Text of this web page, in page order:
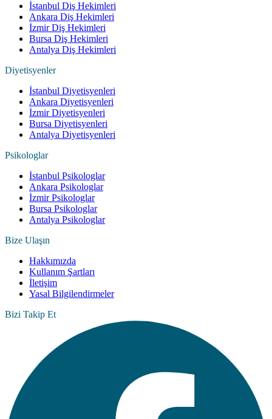
İstanbul Diş Hekimleri
Ankara Diş Hekimleri
İzmir Diş Hekimleri
Bursa Diş Hekimleri
Antalya Diş Hekimleri
Diyetisyenler
İstanbul Diyetisyenleri
Ankara Diyetisyenleri
İzmir Diyetisyenleri
Bursa Diyetisyenleri
Antalya Diyetisyenleri
Psikologlar
İstanbul Psikologlar
Ankara Psikologlar
İzmir Psikologlar
Bursa Psikologlar
Antalya Psikologlar
Bize Ulaşın
Hakkımızda
Kullanım Şartları
İletişim
Yasal Bilgilendirmeler
Bizi Takip Et